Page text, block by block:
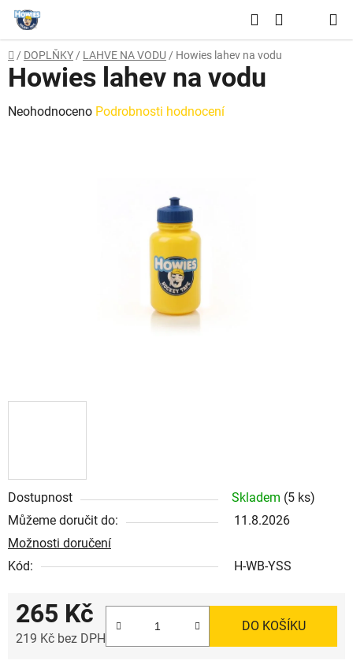
Přejít
obsah
Hledat
KOŠÍK
Domů
/ DOPLŇKY / LAHVE NA VODU / Howies lahev na vodu
Dostupnost Skladem (5 ks)
Můžeme doručit do:
11.8.2026
Možnosti doručení
Kód:
H-WB-YSS
265 Kč
219 Kč bez DPH
DO KOŠÍKU
Howies lahev na vodu
Průměrné
Neohodnoceno Podrobnosti hodnocení